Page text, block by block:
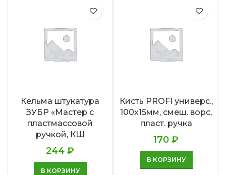
Кельма штукатура
ЗУБР «Мастер с
пластмассовой
ручкой, КШ
244 ₽
В КОРЗИНУ
Кисть PROFI универс.,
100х15мм, смеш. ворс,
пласт. ручка
170 ₽
В КОРЗИНУ